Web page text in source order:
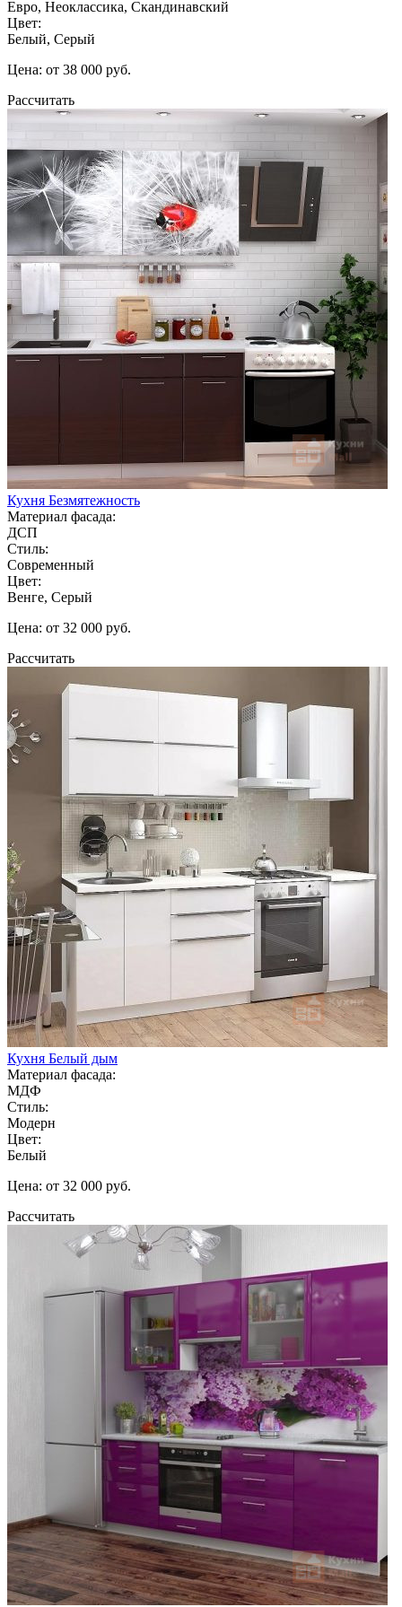
Евро, Неоклассика, Скандинавский
Цвет:
Белый, Серый
Цена: от 38 000 руб.
Рассчитать
Кухня Безмятежность
Материал фасада:
ДСП
Стиль:
Современный
Цвет:
Венге, Серый
Цена: от 32 000 руб.
Рассчитать
Кухня Белый дым
Материал фасада:
МДФ
Стиль:
Модерн
Цвет:
Белый
Цена: от 32 000 руб.
Рассчитать